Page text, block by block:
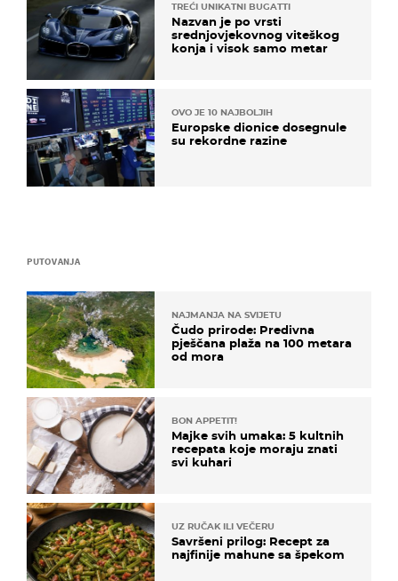
PUTOVANJA
NAJMANJA NA SVIJETU
Čudo prirode: Predivna
pješčana plaža na 100 metara
od mora
BON APPETIT!
Majke svih umaka: 5 kultnih
recepata koje moraju znati
svi kuhari
UZ RUČAK ILI VEČERU
Savršeni prilog: Recept za
najfinije mahune sa špekom
TREĆI UNIKATNI BUGATTI
Nazvan je po vrsti
srednjovjekovnog viteškog
konja i visok samo metar
OVO JE 10 NAJBOLJIH
Europske dionice dosegnule
su rekordne razine